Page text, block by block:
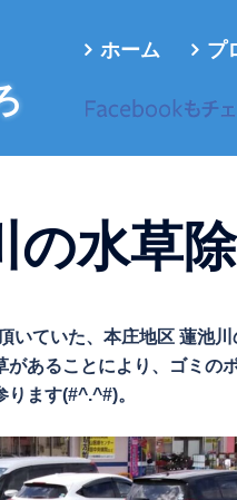
ホーム プ
水草
いていた、本庄地区 蓮池
あることにより、ゴミの
ます(#^.^#)。